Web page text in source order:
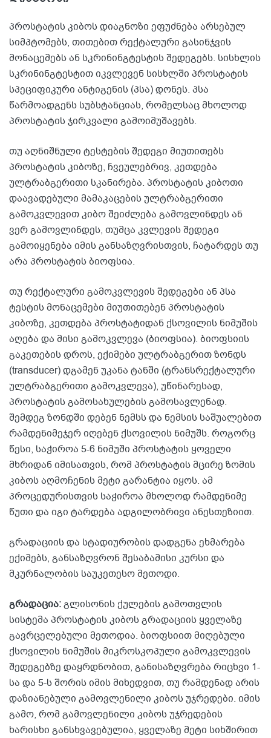
პროსტატის კიბოს დიაგნოზი ეფუძნება არსებულ
სიმპტომებს, თითებით რექტალური გასინჯვის
მონაცემებს ან სკრინინგტესტის შედეგებს. სისხლის
სკრინინგტესტით იკვლევენ სისხლში პროსტატის
სპეციფიკური ანტიგენის (პსა) დონეს. პსა
წარმოადგენს სუბსტანციას, რომელსაც მხოლოდ
პროსტატის ჯირკვალი გამოიმუშავებს.
თუ აღნიშნული ტესტების შედეგი მიუთითებს
პროსტატის კიბოზე, ჩვეულებრივ, კეთდება
ულტრაბგერითი სკანირება. პროსტატის კიბოთი
დაავადებული მამაკაცების ულტრაბგერითი
გამოკვლევით კიბო შეიძლება გამოვლინდეს ან
ვერ გამოვლინდეს, თუმცა კვლევის შედეგი
გამოიყენება იმის განსაზღვრისთვის, ჩატარდეს თუ
არა პროსტატის ბიოფსია.
თუ რექტალური გამოკვლევის შედეგები ან პსა
ტესტის მონაცემები მიუთითებენ პროსტატის
კიბოზე, კეთდება პროსტატიდან ქსოვილის ნიმუშის
აღება და მისი გამოკვლევა (ბიოფსია). ბიოფსიის
გაკეთების დროს, ექიმები ულტრაბგერით ზონდს
(transducer) დგამენ უკანა ტანში (ტრანსრექტალური
ულტრაბგერითი გამოკვლევა), უწინარესად,
პროსტატის გამოსახულების გამოსავლენად.
შემდეგ ზონდში დებენ ნემსს და ნემსის საშუალებით
რამდენიმეჯერ იღებენ ქსოვილის ნიმუშს. როგორც
წესი, საჭიროა 5-6 ნიმუში პროსტატის ყოველი
მხრიდან იმისათვის, რომ პროსტატის მცირე ზომის
კიბოს აღმოჩენის მეტი გარანტია იყოს. ამ
პროცედურისთვის საჭიროა მხოლოდ რამდენიმე
წუთი და იგი ტარდება ადგილობრივი ანესთეზიით.
გრადაციის და სტადიურობის დადგენა ეხმარება
ექიმებს, განსაზღვრონ შესაბამისი კურსი და
მკურნალობის საუკეთესო მეთოდი.
გრადაცია:გლისონის ქულების გამოთვლის
სისტემა პროსტატის კიბოს გრადაციის ყველაზე
გავრცელებული მეთოდია. ბიოფსიით მიღებული
ქსოვილის ნიმუშის მიკროსკოპული გამოკვლევის
შედეგებზე დაყრდნობით, განისაზღვრება რიცხვი 1-
სა და 5-ს შორის იმის მიხედვით, თუ რამდენად არის
დაზიანებული გამოვლენილი კიბოს უჯრედები. იმის
გამო, რომ გამოვლენილი კიბოს უჯრედების
ხარისხი განსხვავებულია, ყველაზე მეტი სიხშირით